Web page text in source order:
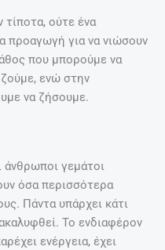
τίποτα, ούτε ένα
προαγωγή για να νιώσουν
που μπορούμε να
ζούμε, ενώ στην
να ζήσουμε.
άνθρωποι γεμάτοι
όσα περισσότερα
Πάντα υπάρχει κάτι
Το ενδιαφέρον
ενέργεια, έχει